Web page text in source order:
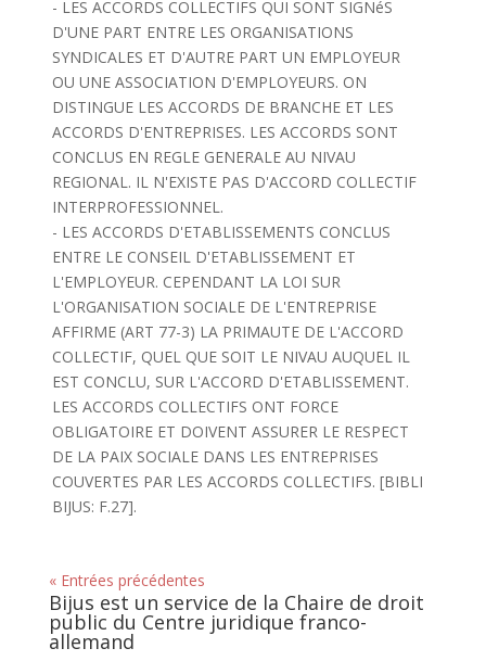
- LES ACCORDS COLLECTIFS QUI SONT SIGNéS
D'UNE PART ENTRE LES ORGANISATIONS
SYNDICALES ET D'AUTRE PART UN EMPLOYEUR
OU UNE ASSOCIATION D'EMPLOYEURS. ON
DISTINGUE LES ACCORDS DE BRANCHE ET LES
ACCORDS D'ENTREPRISES. LES ACCORDS SONT
CONCLUS EN REGLE GENERALE AU NIVAU
REGIONAL. IL N'EXISTE PAS D'ACCORD COLLECTIF
INTERPROFESSIONNEL.
- LES ACCORDS D'ETABLISSEMENTS CONCLUS
ENTRE LE CONSEIL D'ETABLISSEMENT ET
L'EMPLOYEUR. CEPENDANT LA LOI SUR
L'ORGANISATION SOCIALE DE L'ENTREPRISE
AFFIRME (ART 77-3) LA PRIMAUTE DE L'ACCORD
COLLECTIF, QUEL QUE SOIT LE NIVAU AUQUEL IL
EST CONCLU, SUR L'ACCORD D'ETABLISSEMENT.
LES ACCORDS COLLECTIFS ONT FORCE
OBLIGATOIRE ET DOIVENT ASSURER LE RESPECT
DE LA PAIX SOCIALE DANS LES ENTREPRISES
COUVERTES PAR LES ACCORDS COLLECTIFS. [BIBLI
BIJUS: F.27].
« Entrées précédentes
Bijus est un service de la Chaire de droit
public du Centre juridique franco-
allemand